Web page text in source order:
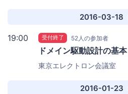
2016-03-18
19:00 受付終了 52人の参加者
ドメイン駆動設計の基
東京エレクトロン会議室
2016-01-23